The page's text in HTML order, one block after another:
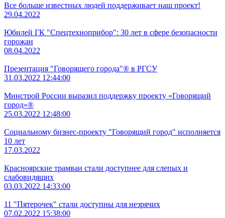
Все больше известных людей поддерживает наш проект!
29.04.2022
Юбилей ГК "Спецтехноприбор": 30 лет в сфере безопасности
горожан
08.04.2022
Презентация "Говорящего города"® в РГСУ
31.03.2022 12:44:00
Минстрой России выразил поддержку проекту «Говорящий
город»®
25.03.2022 12:48:00
Социальному бизнес-проекту "Говорящий город" исполняется
10 лет
17.03.2022
Красноярские трамваи стали доступнее для слепых и
слабовидящих
03.03.2022 14:33:00
11 "Пятерочек" стали доступны для незрячих
07.02.2022 15:38:00